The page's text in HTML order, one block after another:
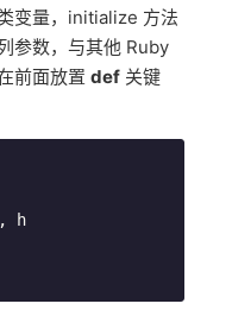
变量，initialize 方法
参数，与其他 Ruby
前面放置 def 关键